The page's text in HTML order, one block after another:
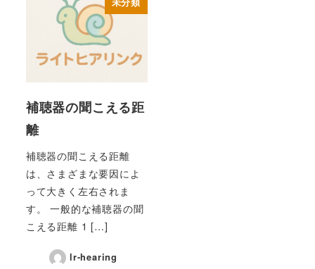
補聴器の聞こえる距
離
補聴器の聞こえる距離
は、さまざまな要因によ
って大きく左右されま
す。 一般的な補聴器の聞
こえる距離 1 […]
lr-hearing